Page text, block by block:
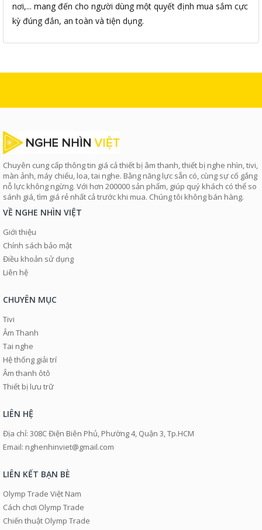
nơi,... mang đến cho người dùng một quyết định mua sắm cực
kỳ đúng đắn, an toàn và tiện dụng.
Chuyên cung cấp thông tin giá cả thiết bị âm thanh, thiết bị nghe nhìn, tivi,
màn ảnh, máy chiếu, loa, tai nghe. Bằng năng lực sẵn có, cùng sự cố gắng
nỗ lực không ngừng. Với hơn 200000 sản phẩm, giúp quý khách có thể so
sánh giá, tìm giá rẻ nhất cả trước khi mua. Chúng tôi không bán hàng.
VỀ NGHE NHÌN VIỆT
Giới thiệu
Chính sách bảo mật
Điều khoản sử dụng
Liên hệ
CHUYÊN MỤC
Tivi
Âm Thanh
Tai nghe
Hệ thống giải trí
Âm thanh ôtô
Thiết bị lưu trữ
LIÊN HỆ
Địa chỉ: 308C Điện Biên Phủ, Phường 4, Quận 3, Tp.HCM
Email: nghenhinviet@gmail.com
LIÊN KẾT BẠN BÈ
Olymp Trade Việt Nam
Cách chơi Olymp Trade
Chiến thuật Olymp Trade